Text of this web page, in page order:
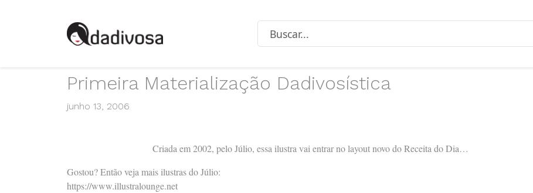
Primeira Materialização Dadivosística
junho 13, 2006
Criada em 2002, pelo Júlio, essa ilustra vai entrar no layout novo do Receita do Dia…
Gostou? Então veja mais ilustras do Júlio:
https://www.illustralounge.net